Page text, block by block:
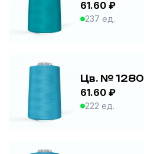
61.60 ₽
237 ед.
Цв. № 1280
61.60 ₽
222 ед.